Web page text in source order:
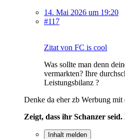
14. Mai 2026 um 19:20
#117
Zitat von FC is cool
Was sollte man denn
vermarkten? Ihre
Leistungsbilanz ?
Denke da eher zb Werbung mit
Zeigt, dass ihr Schanzer
Inhalt melden